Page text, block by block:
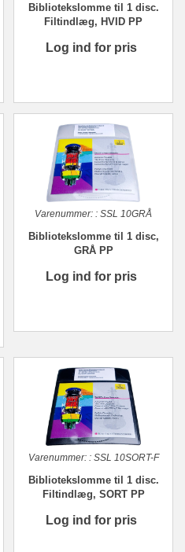
Bibliotekslomme til 1 disc.
Filtindlæg, HVID PP
Log ind for pris
Varenummer: : SSL 10GRÅ
Bibliotekslomme til 1 disc,
GRÅ PP
Log ind for pris
Varenummer:: SSL 10SORT-F
Bibliotekslomme til 1 disc.
Filtindlæg, SORT PP
Log ind for pris